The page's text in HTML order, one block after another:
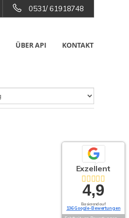
0531/ 61918748
ÜBER API KONTAKT
Exzellent
4,9
Basierend auf
136 Google-Bewertungen